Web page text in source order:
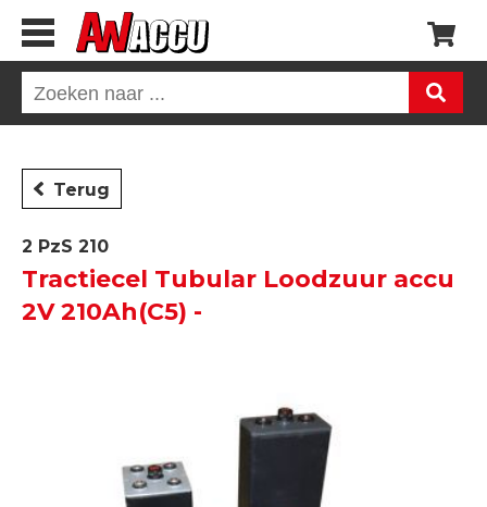
Terug
2 PzS 210
Tractiecel Tubular Loodzuur accu
2V 210Ah(C5) -